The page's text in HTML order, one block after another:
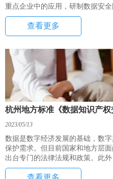
重点企业中的应用，研制数据安
查看更多
杭州地方标准《数据知识产权
2023/05/13
数据是数字经济发展的基础，数
保护需求。但目前国家和地方层
出台专门的法律法规和政策。此
量庞大的数据资产，如何让这些
产权的确权、保护是关键前提。